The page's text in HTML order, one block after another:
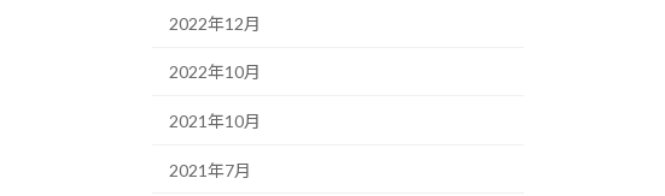
2022年12月
2022年10月
2021年10月
2021年7月